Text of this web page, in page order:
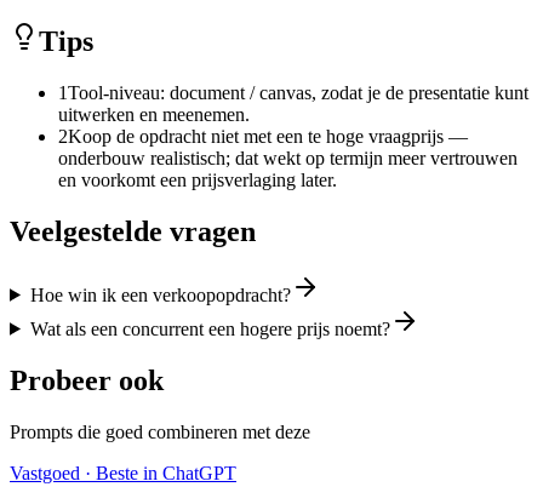
Tips
1Tool-niveau: document / canvas, zodat je de presentatie kunt
uitwerken en meenemen.
2Koop de opdracht niet met een te hoge vraagprijs —
onderbouw realistisch; dat wekt op termijn meer vertrouwen
en voorkomt een prijsverlaging later.
Veelgestelde vragen
Hoe win ik een verkoopopdracht?
Wat als een concurrent een hogere prijs noemt?
Probeer ook
Prompts die goed combineren met deze
Vastgoed · Beste in ChatGPT